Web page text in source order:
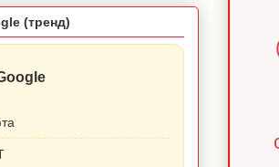
(тренд)